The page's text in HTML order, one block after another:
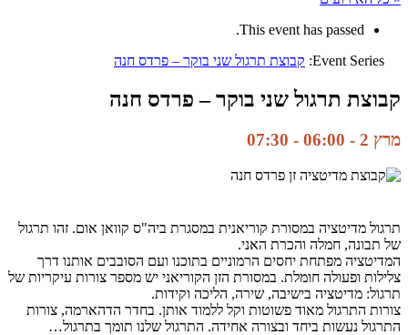
This event has passed.
Event Series: קבוצת תרגול שני בוקר – פרדס חנה
קבוצת תרגול שני בוקר – פרדס חנה
מרץ 2 - 06:00 -
07:30
תרגול מדיטציה במסורת קוריאנית במסגרת ביה"ס קוואן אום. זהו תרגול
של תבונה, חמלה והכרת האני.
המדיטציה מפתחת יחסים הרמוניים בתוכנו ועם הסובבים אותנו דרך
צלילות ופעולה חומלת. במסורת הזן הקוריאני יש מספר צורות עיקריות של
תרגול: מדיטציה בישיבה, שירה, הליכה וקידות.
צורות התרגול מאוד פשוטות וקל ללמוד אותן. בחדר הדהארמה, צורות
התרגול נעשות ביחד ובצורה אחידה. התרגול שלנו תומך בתרגול…